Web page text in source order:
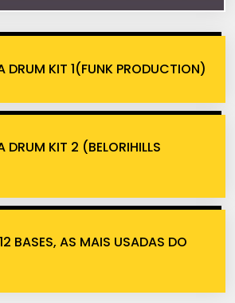
DRUM KIT 1(FUNK PRODUCTION)
DRUM KIT 2 (BELORIHILLS
BASES, AS MAIS USADAS DO